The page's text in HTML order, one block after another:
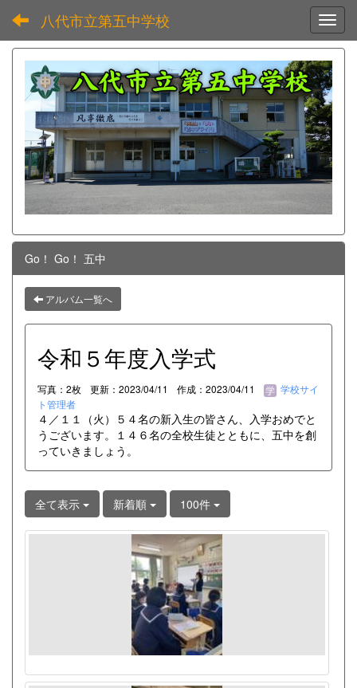
八代市立第五中学校
Go！ Go！ 五中
アルバム一覧へ
令和５年度入学式
写真：2枚 更新：2023/04/11 作成：2023/04/11
学校サイ
ト管理者
４／１１（火）５４名の新入生の皆さん、入学おめでと
うございます。１４６名の全校生徒とともに、五中を創
っていきましょう。
全て表示 新着順 100件